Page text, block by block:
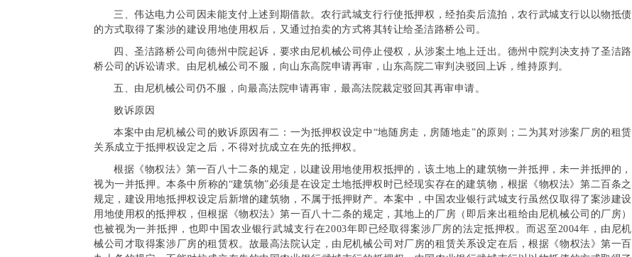
三、伟达电力公司因未能支付上述到期借款。农行武城支行行使抵押权，经拍卖后流拍，农行武城支行以以物抵债
的方式取得了案涉的建设用地使用权后，又通过拍卖的方式将其转让给圣洁路桥公司。
四、圣洁路桥公司向德州中院起诉，要求由尼机械公司停止侵权，从涉案土地上迁出。德州中院判决支持了圣洁路
桥公司的诉讼请求。由尼机械公司不服，向山东高院申请再审，山东高院二审判决驳回上诉，维持原判。
五 、由尼机械公司仍不服，向最高法院申请再审，最高法院裁定驳回其再审申请。
败诉原因
本案中由尼机械公司的败诉原因有二：一为抵押权设定中“地随房走，房随地走”的原则；二为其对涉案厂房的租赁
关系成立于抵押权设定之后，不得对抗成立在先的抵押权。
根据《物权法》第一百八十二条的规定，以建设用地使用权抵押的，该土地上的建筑物一并抵押，未一并抵押的，
视为一并抵押。本条中所称的“建筑物”必须是在设定土地抵押权时已经现实存在的建筑物，根据《物权法》第二百条之
规定，建设用地抵押权设定后新增的建筑物，不属于抵押财产。本案中，中国农业银行武城支行虽然仅取得了案涉建设
用地使用权的抵押权，但根据《物权法》第一百八十二条的规定，其地上的厂房（即后来出租给由尼机械公司的厂房）
也被视为一并抵押，也即中国农业银行武城支行在2003年即已经取得案涉厂房的法定抵押权。而迟至2004年，由尼机
械公司才取得案涉厂房的租赁权。故最高法院认定，由尼机械公司对厂房的租赁关系设定在后，根据《物权法》第一百